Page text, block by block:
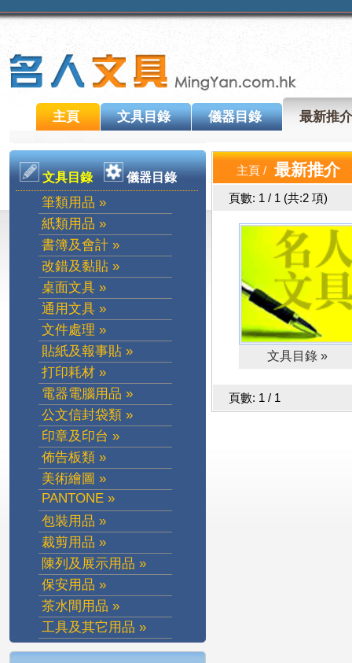
主頁 文具目錄 儀器目錄 最新推介
文具目錄 儀器目錄
筆類用品 »
紙類用品 »
書簿及會計 »
改錯及黏貼 »
桌面文具 »
通用文具 »
文件處理 »
貼紙及報事貼 »
打印耗材 »
電器電腦用品 »
公文信封袋類 »
印章及印台 »
佈告板類 »
美術繪圖 »
PANTONE »
包裝用品 »
裁剪用品 »
陳列及展示用品 »
保安用品 »
茶水間用品 »
工具及其它用品 »
主頁/ 最新推介
頁數: 1 / 1 (共:2 項)
文具目錄 »
頁數: 1 / 1